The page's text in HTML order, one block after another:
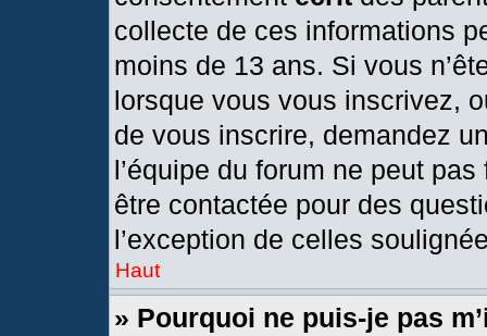
collecte de ces informations
moins de 13 ans. Si vous
lorsque vous vous inscrivez,
de vous inscrire, demandez
l’équipe du forum ne peut
être contactée pour des
l’exception de celles
Haut
» Pourquoi ne puis-je pas